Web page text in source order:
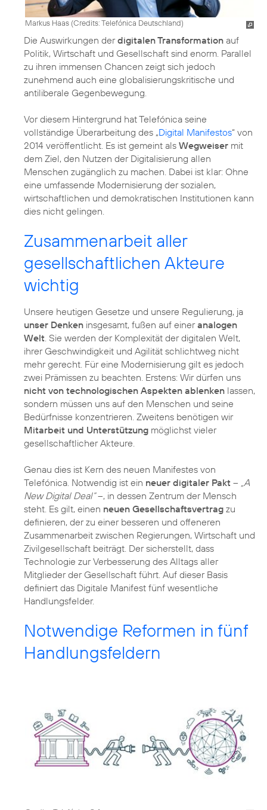
Markus Haas (Credits: Telefónica Deutschland)
Die Auswirkungen derdigitalen Transformation auf
Politik, Wirtschaft und Gesellschaft sind enorm. Parallel
zu ihren immensen Chancen zeigt sich jedoch
zunehmend auch eine globalisierungskritische und
antiliberale Gegenbewegung.
Vor diesem Hintergrund hat Telefónica seine
vollständige Überarbeitung des „Digital Manifestos“ von
2014 veröffentlicht. Es ist gemeint als Wegweiser mit
dem Ziel, den Nutzen der Digitalisierung allen
Menschen zugänglich zu machen. Dabei ist klar: Ohne
eine umfassende Modernisierung der sozialen,
wirtschaftlichen und demokratischen Institutionen kann
dies nicht gelingen.
Zusammenarbeit aller
gesellschaftlichen Akteure
wichtig
Unsere heutigen Gesetze und unsere Regulierung, ja
unser Denken insgesamt, fußen auf eineranalogen
Welt. Sie werden der Komplexität der digitalen Welt,
ihrer Geschwindigkeit und Agilität schlichtweg nicht
mehr gerecht. Für eine Modernisierung gilt es jedoch
zwei Prämissen zu beachten. Erstens: Wir dürfen uns
nicht von technologischen Aspekten ablenken lassen,
sondern müssen uns auf den Menschen und seine
Bedürfnisse konzentrieren. Zweitens benötigen wir
Mitarbeit und Unterstützung möglichst vieler
gesellschaftlicher Akteure.
Genau dies ist Kern des neuen Manifestes von
Telefónica. Notwendig ist ein neuer digitaler Pakt – „A
New Digital Deal“–, in dessen Zentrum der Mensch
steht. Es gilt, einen neuen Gesellschaftsvertrag zu
definieren, der zu einer besseren und offeneren
Zusammenarbeit zwischen Regierungen, Wirtschaft und
Zivilgesellschaft beiträgt. Der sicherstellt, dass
Technologie zur Verbesserung des Alltags aller
Mitglieder der Gesellschaft führt. Auf dieser Basis
definiert das Digitale Manifest fünf wesentliche
Handlungsfelder.
Notwendige Reformen in fünf
Handlungsfeldern